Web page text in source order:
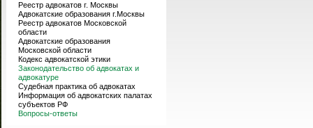
Реестр адвокатов г. Москвы
Адвокатские образования г.Москвы
Реестр адвокатов Московской
области
Адвокатские образования
Московской области
Кодекс адвокатской этики
Законодательство об адвокатах и
адвокатуре
Судебная практика об адвокатах
Информация об адвокатских палатах
субъектов РФ
Вопросы-ответы